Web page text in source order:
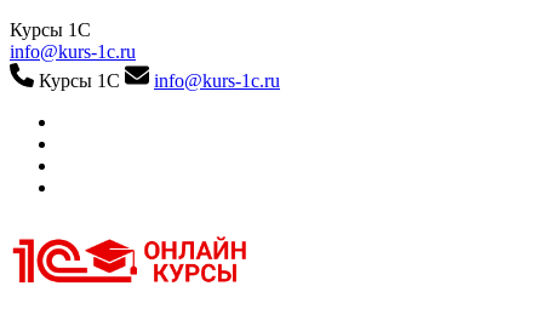
Курсы 1С
info@kurs-1c.ru
Курсы 1С
info@kurs-1c.ru